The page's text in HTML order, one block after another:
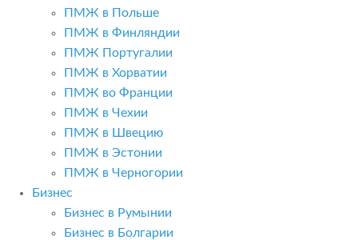
ПМЖ в Польше
ПМЖ в Финляндии
ПМЖ Португалии
ПМЖ в Хорватии
ПМЖ во Франции
ПМЖ в Чехии
ПМЖ в Швецию
ПМЖ в Эстонии
ПМЖ в Черногории
Бизнес
Бизнес в Румынии
Бизнес в Болгарии